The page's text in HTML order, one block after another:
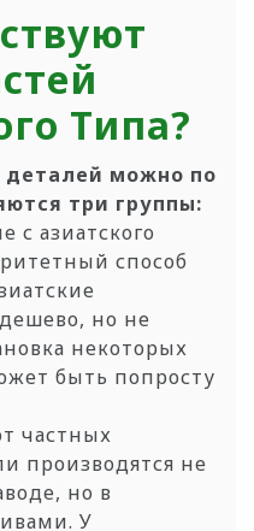
Типа?
деталей можно по
три группы:
с азиатского
способ
но не
некоторых
быть попросту
частных
производятся не
но в
У